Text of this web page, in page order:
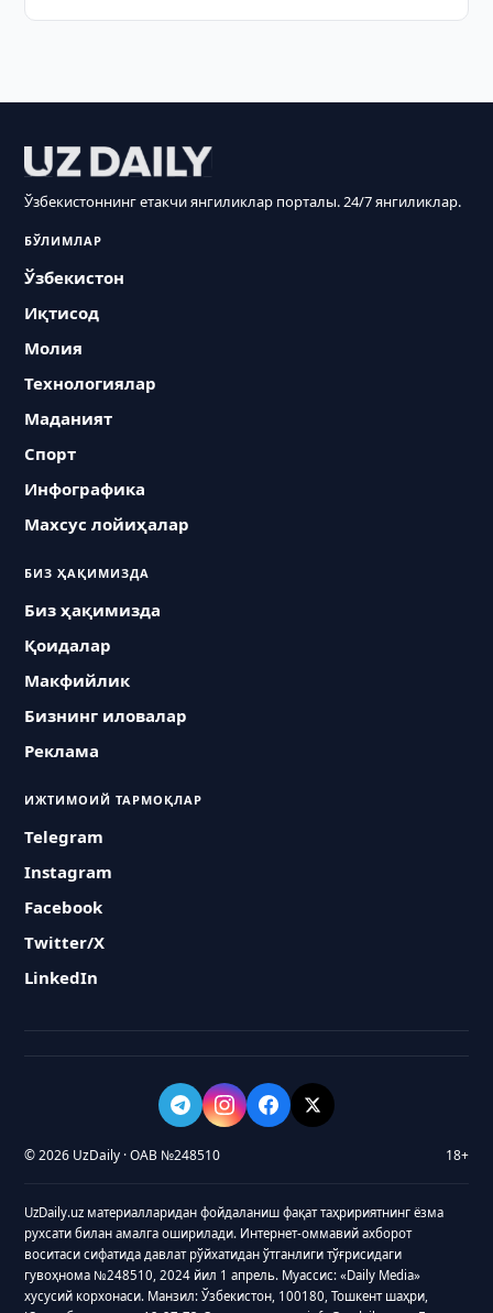
Ўзбекистоннинг етакчи янгиликлар порталы. 24/7 янгиликлар.
БЎЛИМЛАР
Ўзбекистон
Иқтисод
Молия
Технологиялар
Маданият
Спорт
Инфографика
Махсус лойиҳалар
БИЗ ҲАҚИМИЗДА
Биз ҳақимизда
Қоидалар
Макфийлик
Бизнинг иловалар
Реклама
ИЖТИМОИЙ ТАРМОҚЛАР
Telegram
Instagram
Facebook
Twitter/X
LinkedIn
© 2026 UzDaily · ОАВ №248510 18+
UzDaily.uz материалларидан фойдаланиш фақат таҳририятнинг ёзма
рухсати билан амалга оширилади. Интернет-оммавий ахборот
воситаси сифатида давлат рўйхатидан ўтганлиги тўғрисидаги
гувоҳнома №248510, 2024 йил 1 апрель. Муассис: «Daily Media»
хусусий корхонаси. Манзил: Ўзбекистон, 100180, Тошкент шаҳри,